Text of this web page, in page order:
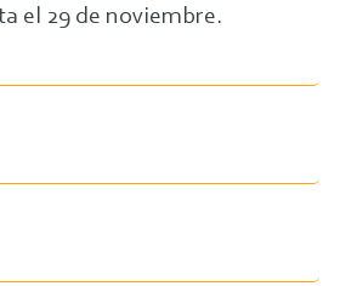
el 29 de noviembre.